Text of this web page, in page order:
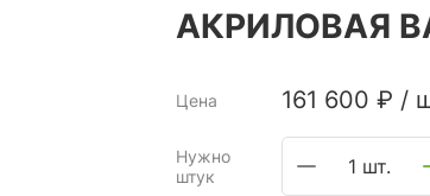
АКРИЛОВАЯ
Цена 161 600 ₽ /
Нужно
штук
1 шт.